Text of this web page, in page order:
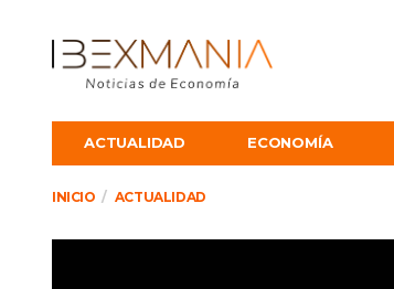
ACTUALIDAD ECONOMÍA
INICIO ACTUALIDAD